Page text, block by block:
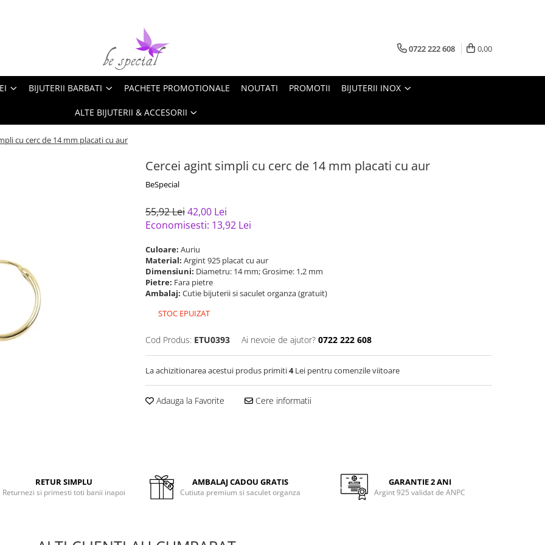
0722 222 608 0,00
BIJUTERII BARBATI PACHETE PROMOTIONALE NOUTATI PROMOTII BIJUTERII INOX
ALTE BIJUTERII & ACCESORII
cu cerc de 14 mm placati cu aur
Cercei agint simpli cu cerc de 14 mm placati cu aur
BeSpecial
55,92 Lei42,00 Lei
Economisesti: 13,92 Lei
Culoare: Auriu
Material: Argint 925 placat cu aur
Dimensiuni: Diametru: 14 mm; Grosime: 1,2 mm
Pietre: Fara pietre
Ambalaj: Cutie bijuterii si saculet organza (gratuit)
STOC EPUIZAT
Cod Produs: ETU0393 Ai nevoie de ajutor? 0722 222 608
La achizitionarea acestui produs primiti4Lei pentru comenzile viitoare
Adauga la Favorite Cere informatii
RETUR SIMPLU
Returnezi si primesti toti banii inapoi
AMBALAJ CADOU GRATIS
Cutiuta premium si saculet organza
GARANTIE 2 ANI
Argint 925 validat de ANPC